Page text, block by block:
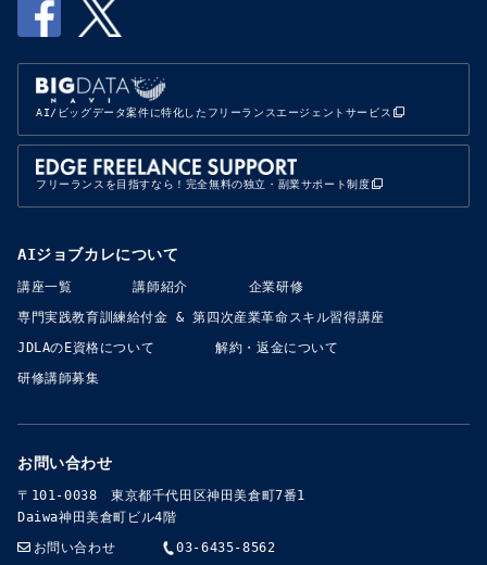
AI/ビッグデータ案件に特化したフリーランスエージェントサービス
フリーランスを目指すなら！完全無料の独立・副業サポート制度
AIジョブカレについて
講座一覧 講師紹介
企業研修
専門実践教育訓練給付金​​ & 第四次産業革命スキル習得講座
JDLAのE資格について
解約・返金について
研修講師募集
お問い合わせ
〒101-0038 東京都千代田区神田美倉町7番1
Daiwa神田美倉町ビル4階
お問い合わせ
03-6435-8562